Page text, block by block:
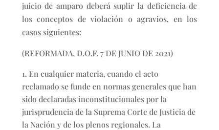
juicio de amparo deberá suplir la deficiencia de
los conceptos de violación o agravios, en los
casos siguientes:
(REFORMADA, D.O.F. 7 DE JUNIO DE 2021)
En cualquier materia, cuando el acto
reclamado se funde en normas generales que han
sido declaradas inconstitucionales por la
jurisprudencia de la Suprema Corte de Justicia de
la Nación y de los plenos regionales. La